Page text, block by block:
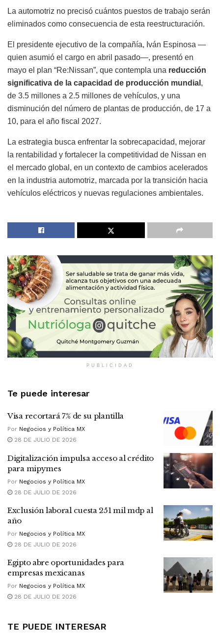
La automotriz no precisó cuántos puestos de trabajo serán
eliminados como consecuencia de esta reestructuración.
El presidente ejecutivo de la compañía, Iván Espinosa —
quien asumió el cargo en abril pasado—, presentó en
mayo el plan “Re:Nissan”, que contempla una reducción
significativa de la capacidad de producción mundial ,
de 3.5 millones a 2.5 millones de vehículos, y una
disminución del número de plantas de producción, de 17 a
10, para el año fiscal 2027.
La estrategia busca enfrentar la sobrecapacidad, mejorar
la rentabilidad y fortalecer la competitividad de Nissan en
el mercado global, en un contexto de cambios acelerados
en la industria automotriz, marcada por la transición hacia
vehículos eléctricos y nuevas regulaciones ambientales.
PUBLICIDAD
Te puede interesar
Visa recortará 7% de su plantilla
Por Negocios y Política MX
28 DE JULIO DE 2026
Digitalización impulsa acceso al crédito
para mipymes
Por Negocios y Política MX
28 DE JULIO DE 2026
Exclusión laboral cuesta 251 mil mdp al
año
Por Negocios y Política MX
28 DE JULIO DE 2026
Egipto abre oportunidades para
empresas mexicanas
Por Negocios y Política MX
28 DE JULIO DE 2026
TE PUEDE INTERESAR